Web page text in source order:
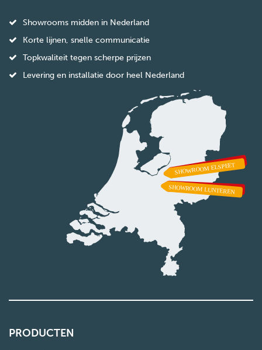
Showrooms midden in Nederland
Korte lijnen, snelle communicatie
Topkwaliteit tegen scherpe prijzen
Levering en installatie door heel Nederland
PRODUCTEN